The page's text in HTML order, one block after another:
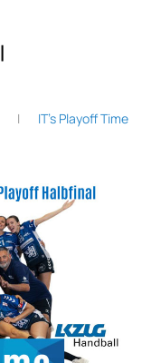
IT's Playoff Time